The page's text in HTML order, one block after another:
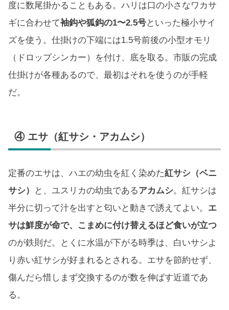
度に数尾掛かることもある。ハリは口の小さなワカサ
ギに合わせて袖鈎や狐鈎の1〜2.5号といった極小サイ
ズを使う。仕掛けの下端には1.5号前後の小型オモリ
（ドロップシンカー）を付け、底を取る。市販の完成
仕掛けが各種あるので、最初はそれを使うのが手軽
だ。
④ エサ（紅サシ・アカムシ）
定番のエサは、ハエの幼虫を紅く染めた紅サシ（ベニ
サシ）
と、ユスリカの幼虫であるアカムシ。紅サシは
半分に切って汁を出すと匂いと動きで誘えてよい。 エ
サは鮮度が命で、こまめに付け替えるほど食いが立つ
のが鉄則だ。とくに水温が下がる時季は、白いサシよ
り赤い紅サシが好まれるとされる。エサを節約せず、
傷んだら惜しまず交換するのが数を伸ばす近道であ
る。